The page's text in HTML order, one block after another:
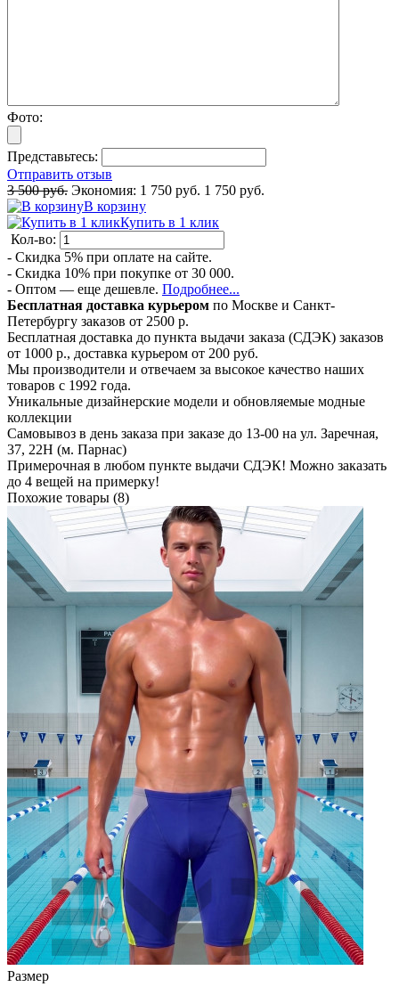
Фото:
Представьтесь:
Отправить отзыв
3 500 руб. Экономия: 1 750 руб. 1 750 руб.
В корзину
Купить в 1 клик
Кол-во:
- Скидка 5% при оплате на сайте.
- Скидка 10% при покупке от 30 000.
- Оптом — еще дешевле. Подробнее...
Бесплатная доставка курьером по Москве и Санкт-
Петербургу заказов от 2500 р.
Бесплатная доставка до пункта выдачи заказа (СДЭК) заказов
от 1000 р., доставка курьером от 200 руб.
Мы производители и отвечаем за высокое качество наших
товаров с 1992 года.
Уникальные дизайнерские модели и обновляемые модные
коллекции
Самовывоз в день заказа при заказе до 13-00 на ул. Заречная,
37, 22Н (м. Парнас)
Примерочная в любом пункте выдачи СДЭК! Можно заказать
до 4 вещей на примерку!
Похожие товары (8)
Размер